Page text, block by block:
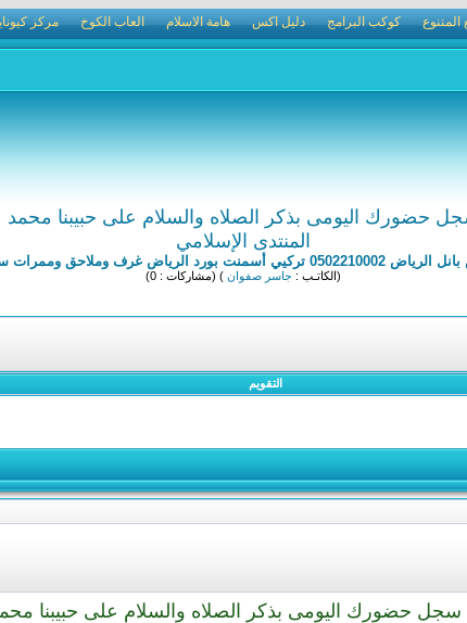
المتنوع كوكب البرامج دليل اكس هامة الاسلام العاب الكوخ مركز
حضورك اليومى بذكر الصلاه والسلام على حبيبنا محمد
المنتدى الإسلامي
الرياض غرف وملاحق وممرات ساندوتش بانل
(الكاتـب : جاسر صفوان ) (مشاركات : 0)
التقويم
سجل حضورك اليومى بذكر الصلاه والسلام على حبيبنا